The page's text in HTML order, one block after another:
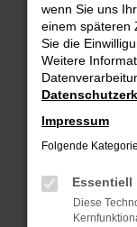
Beim Laden ist
Hier sind ein
Überprüfe
Laden
Prüfe deine
das Laden
oder in
wenn Sie uns
einem späteren
Sie die
Weitere
Impressum
Folgende
Essentiell
Diese